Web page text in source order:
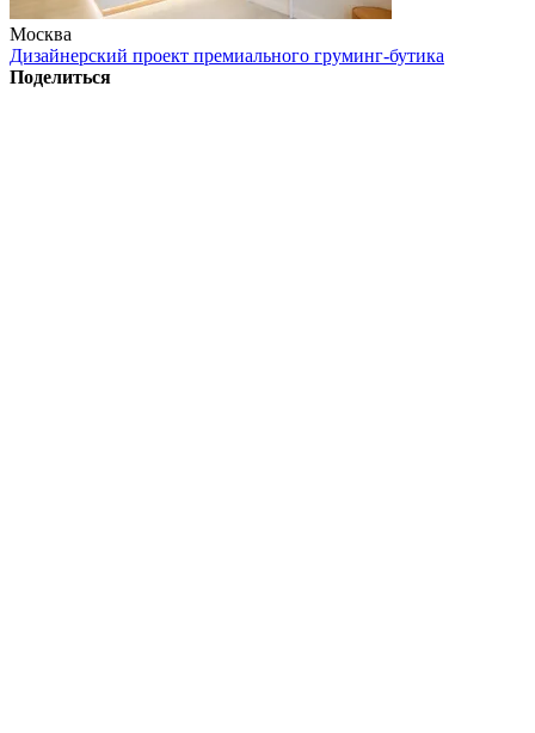
Москва
Дизайнерский проект премиального груминг-бутика
Поделиться